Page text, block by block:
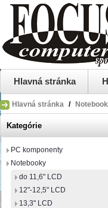
Hlavná stránka
Hlavná stránka /
Kategórie
PC komponenty
Notebooky
do 11,6" LCD
12"-12,5" LCD
13,3" LCD